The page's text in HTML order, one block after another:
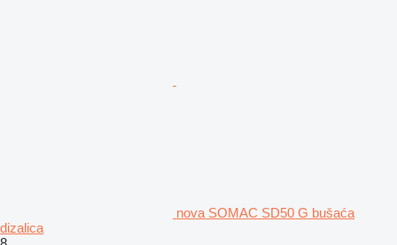
nova SOMAC SD50 G bušaća
dizalica